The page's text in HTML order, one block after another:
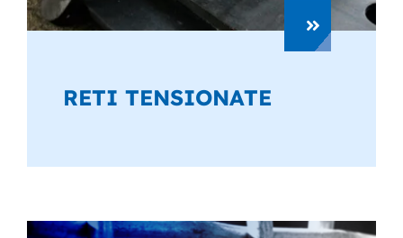
RETI TENSIONATE